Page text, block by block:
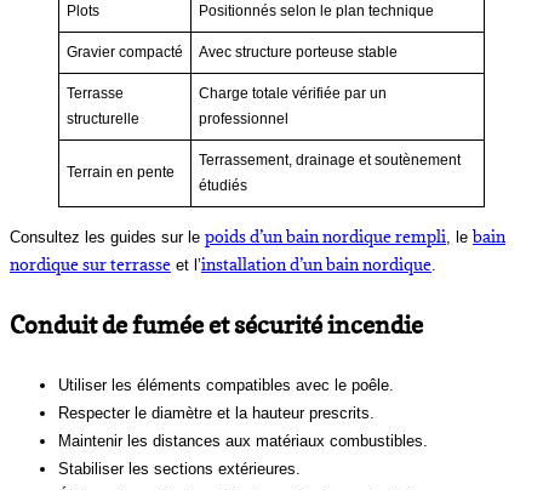
Plots Positionnés selon le plan technique
Gravier compacté Avec structure porteuse stable
Terrasse
structurelle
Charge totale vérifiée par un
professionnel
Terrain en pente
Terrassement, drainage et soutènement
étudiés
Consultez les guides sur le poids d’un bain nordique rempli , le bain
nordique sur terrasse et l’installation d’un bain nordique
Conduit de fumée et sécurité incendie
Utiliser les éléments compatibles avec le poêle.
Respecter le diamètre et la hauteur prescrits.
Maintenir les distances aux matériaux combustibles.
Stabiliser les sections extérieures.